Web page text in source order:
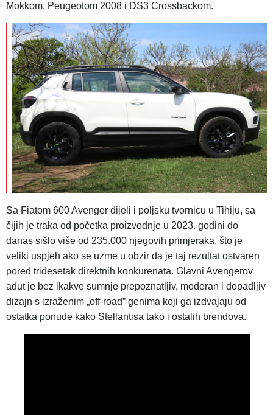
Mokkom, Peugeotom 2008 i DS3 Crossbackom.
Sa Fiatom 600 Avenger dijeli i poljsku tvornicu u Tihiju, sa
čijih je traka od početka proizvodnje u 2023. godini do
danas sišlo više od 235.000 njegovih primjeraka, što je
veliki uspjeh ako se uzme u obzir da je taj rezultat ostvaren
pored tridesetak direktnih konkurenata. Glavni Avengerov
adut je bez ikakve sumnje prepoznatljiv, moderan i dopadljiv
dizajn s izraženim „off-road” genima koji ga izdvajaju od
ostatka ponude kako Stellantisa tako i ostalih brendova.